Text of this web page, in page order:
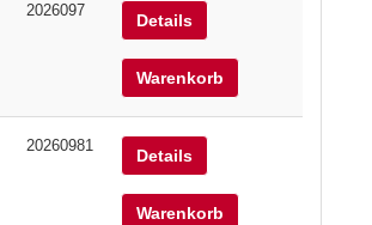
2026097
Details
Warenkorb
20260981
Details
Warenkorb